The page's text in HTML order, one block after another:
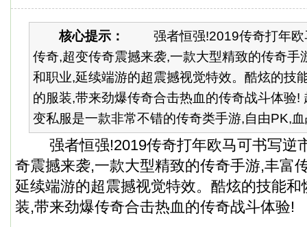
核心提示：
强者恒强!2019传奇打年欧
传奇,超变传奇震撼来袭,一款大型精致的传奇手
和职业,延续端游的超震撼视觉特效。酷炫的技
的服装,带来劲爆传奇合击热血的传奇战斗体验!
变私服是一款非常不错的传奇类手游,自由PK,
强者恒强!2019传奇打年欧马可书写逆
奇震撼来袭,一款大型精致的传奇手游,丰富
延续端游的超震撼视觉特效。酷炫的技能
装,带来劲爆传奇合击热血的传奇战斗体验!